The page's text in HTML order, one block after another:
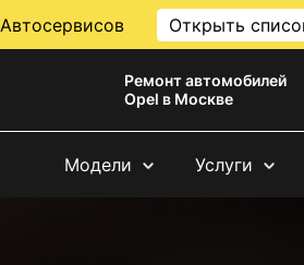
Автосервисов Открыть
Ремонт автомобилей
Opel в Москве
Модели Услуги